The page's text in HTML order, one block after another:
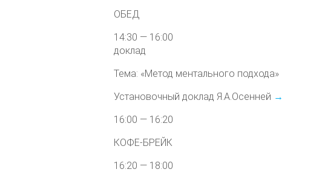
ОБЕД
14:30 — 16:00
доклад
Тема: «Метод ментального подхода»
Установочный доклад Я.А.Осенней →
16:00 — 16:20
КОФЕ-БРЕЙК
16:20 — 18:00